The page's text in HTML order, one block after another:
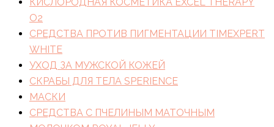
O2
СРЕДСТВА ПРОТИВ ПИГМЕНТАЦИИ TIMEXPERT
WHITE
УХОД ЗА МУЖСКОЙ КОЖЕЙ
СКРАБЫ ДЛЯ ТЕЛА SPERIENCE
МАСКИ
СРЕДСТВА С ПЧЕЛИНЫМ МАТОЧНЫМ